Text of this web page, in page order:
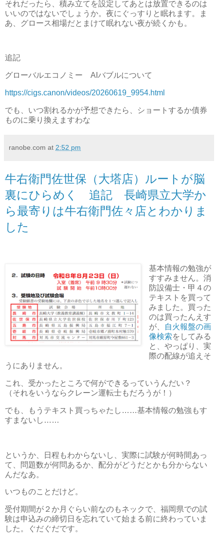
それだったら、積み立てを設定してあとは放置できるのは
いいのではないでしょうか。夜にぐっすりと眠れます。ま
あ、グロース相場だとまけて眠れない夜が続くかも。
追記
グローバルエコノミー AIバブルについて
https://cigs.canon/videos/20260619_9954.html
でも、いつ割れるかが予想できたら、ショートするか債券
ものに乗り換えますわな
ranobe.com at 2:52 pm
牛右衛門佐世保（大塔店）ルートが脳
裏にひらめく 追記 長崎県立大学か
ら最寄りは牛右衛門佐々店とわかりま
した
基本情報の勉強が
すすみません。消
防設備士・甲４の
テキストを買って
みました。買った
のは買ったんえす
が、
自火報盤の画
像検索をしてみる
と、やっぱり、実
際の配線が追えそ
うにありません。
これ、受かったところで何ができるっていうんだい？
（それをいうならクレーン運転士もだろうが！）
でも、もうテキスト買っちゃたし……基本情報の勉強もす
すまないし……
というか、日程もわからないし、実際に試験が何時間あっ
て、問題数が何問あるか、配分がどうだとかも分からない
んだなあ。
いつものことだけど。
受付期間が２か月ぐらい前なのもネックで、福岡県での試
験は申込みの締切日を忘れていて始まる前に終わっていま
した。ぐだぐだです。